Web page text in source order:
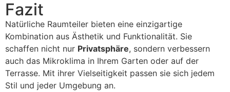
Fazit
Natürliche Raumteiler bieten eine einzigartige
Kombination aus Ästhetik und Funktionalität. Sie
schaffen nicht nur Privatsphäre, sondern verbessern
auch das Mikroklima in Ihrem Garten oder auf der
Terrasse. Mit ihrer Vielseitigkeit passen sie sich jedem
Stil und jeder Umgebung an.